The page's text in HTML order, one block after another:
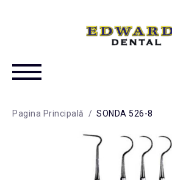
Pagina Principală / SONDA 526-8